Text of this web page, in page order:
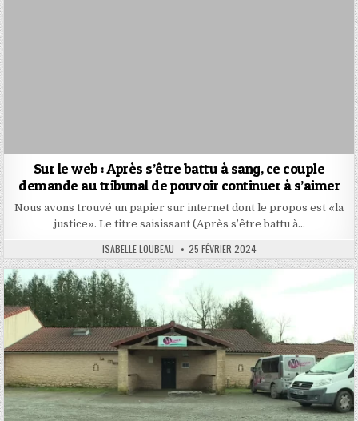
Sur le web : Après s’être battu à sang, ce couple
demande au tribunal de pouvoir continuer à s’aimer
Nous avons trouvé un papier sur internet dont le propos est «la
justice». Le titre saisissant (Après s’être battu à…
AUTHOR:
ISABELLE LOUBEAU PUBLISHED
DATE:
25 FÉVRIER 2024